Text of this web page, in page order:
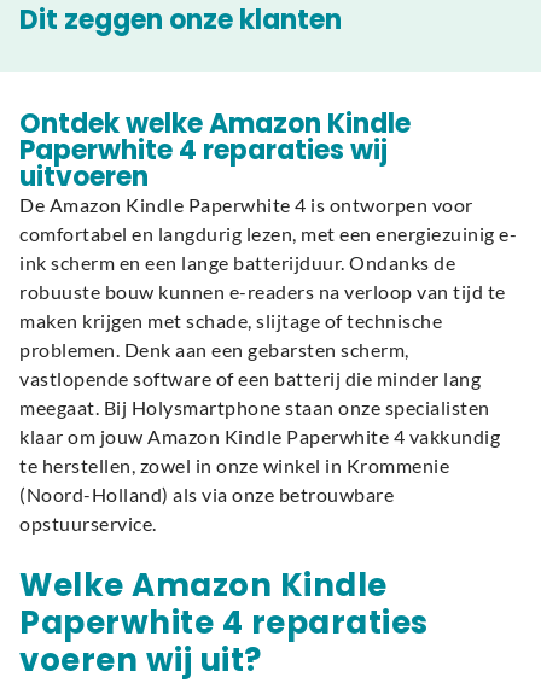
Dit zeggen onze klanten
Ontdek welke Amazon Kindle
Paperwhite 4 reparaties wij
uitvoeren
De Amazon Kindle Paperwhite 4 is ontworpen voor
comfortabel en langdurig lezen, met een energiezuinig e-
ink scherm en een lange batterijduur. Ondanks de
robuuste bouw kunnen e-readers na verloop van tijd te
maken krijgen met schade, slijtage of technische
problemen. Denk aan een gebarsten scherm,
vastlopende software of een batterij die minder lang
meegaat. Bij Holysmartphone staan onze specialisten
klaar om jouw Amazon Kindle Paperwhite 4 vakkundig
te herstellen, zowel in onze winkel in Krommenie
(Noord-Holland) als via onze betrouwbare
opstuurservice.
Welke Amazon Kindle
Paperwhite 4 reparaties
voeren wij uit?